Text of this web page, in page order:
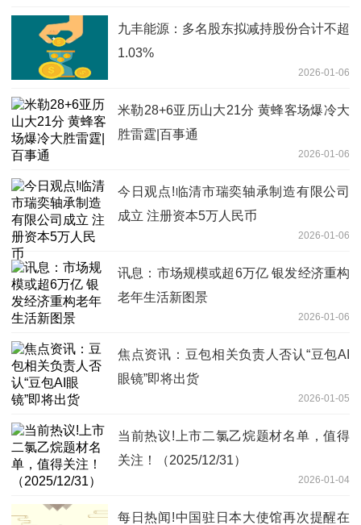
九丰能源：多名股东拟减持股份合计不超
1.03%
2026-01-06
米勒28+6亚历山大21分 黄蜂客场爆冷大
胜雷霆|百事通
2026-01-06
今日观点!临清市瑞奕轴承制造有限公司
成立 注册资本5万人民币
2026-01-06
讯息：市场规模或超6万亿 银发经济重构
老年生活新图景
2026-01-06
焦点资讯：豆包相关负责人否认“豆包AI
眼镜”即将出货
2026-01-05
当前热议!上市二氯乙烷题材名单，值得
关注！（2025/12/31）
2026-01-04
每日热闻!中国驻日本大使馆再次提醒在